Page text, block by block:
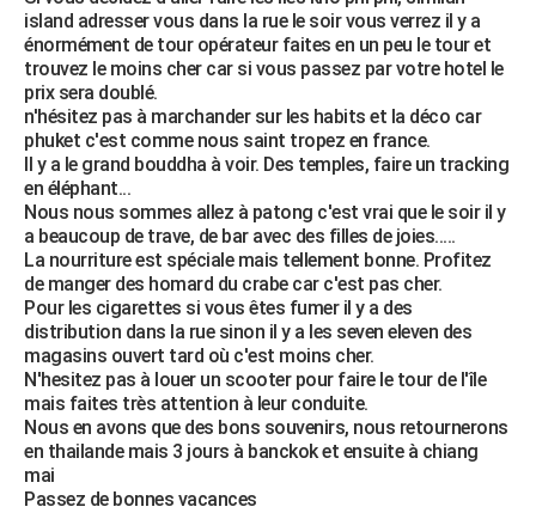
island adresser vous dans la rue le soir vous verrez il y a
énormément de tour opérateur faites en un peu le tour et
trouvez le moins cher car si vous passez par votre hotel le
prix sera doublé.
n'hésitez pas à marchander sur les habits et la déco car
phuket c'est comme nous saint tropez en france.
Il y a le grand bouddha à voir. Des temples, faire un tracking
en éléphant...
Nous nous sommes allez à patong c'est vrai que le soir il y
a beaucoup de trave, de bar avec des filles de joies.....
La nourriture est spéciale mais tellement bonne. Profitez
de manger des homard du crabe car c'est pas cher.
Pour les cigarettes si vous êtes fumer il y a des
distribution dans la rue sinon il y a les seven eleven des
magasins ouvert tard où c'est moins cher.
N'hesitez pas à louer un scooter pour faire le tour de l'île
mais faites très attention à leur conduite.
Nous en avons que des bons souvenirs, nous retournerons
en thailande mais 3 jours à banckok et ensuite à chiang
mai
Passez de bonnes vacances